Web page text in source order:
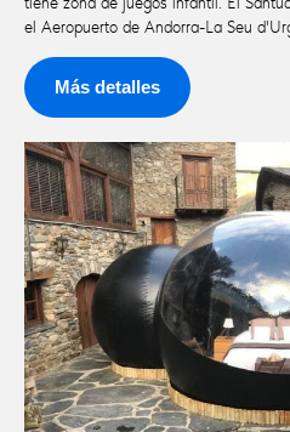
el Aeropuerto de Andorra-La Seu
Más detalles